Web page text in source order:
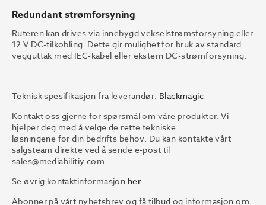
Redundant strømforsyning
Ruteren kan drives via innebygd vekselstrømsforsyning eller
12 V DC-tilkobling. Dette gir mulighet for bruk av standard
vegguttak med IEC-kabel eller ekstern DC-strømforsyning.
Teknisk spesifikasjon fra leverandør: Blackmagic
Kontakt oss gjerne for spørsmål om våre produkter. Vi
hjelper deg med å velge de rette tekniske
løsningene for din bedrifts behov. Du kan kontakte vårt
salgsteam direkte ved å sende e-post til
sales@mediabilitiy.com.
Se øvrig kontaktinformasjon her.
Abonner på vårt nyhetsbrev og få tilbud og informasjon om